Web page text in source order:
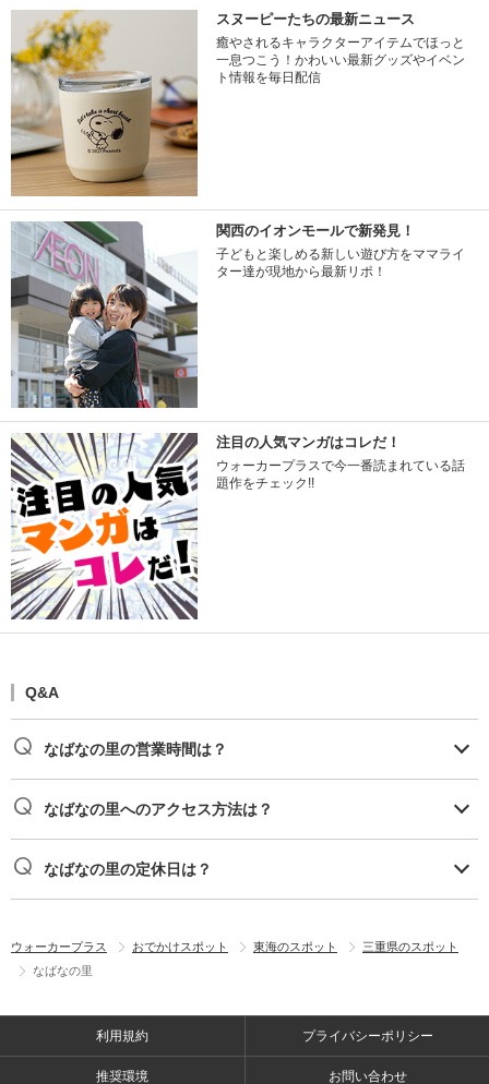
スヌーピーたちの最新ニュース
癒やされるキャラクターアイテムでほっと
一息つこう！かわいい最新グッズやイベン
ト情報を毎日配信
関西のイオンモールで新発見！
子どもと楽しめる新しい遊び方をママライ
ター達が現地から最新リポ！
注目の人気マンガはコレだ！
ウォーカープラスで今一番読まれている話
題作をチェック!!
Q&A
なばなの里の営業時間は？
なばなの里へのアクセス方法は？
なばなの里の定休日は？
ウォーカープラス おでかけスポット 東海のスポット
三重県のスポット
なばなの里
利用規約 プライバシーポリシー
推奨環境 お問い合わせ